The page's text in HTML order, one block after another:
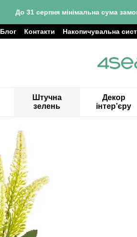
До 31 серпня мінімальна сума
Блог Контакти Накопичувальна
Штучна
зелень
Декор
інтер’єру